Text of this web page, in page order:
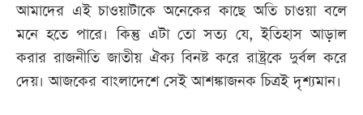
আমাদের এই চাওয়াটাকে অনেকের কাছে অতি চাওয়া বলে
মনে হতে পারে। কিন্তু এটা তো সত্য যে, ইতিহাস আড়াল
করার রাজনীতি জাতীয় ঐক্য বিনষ্ট করে রাষ্ট্রকে দুর্বল করে
দেয়। আজকের বাংলাদেশে সেই আশঙ্কাজনক চিত্রই দৃশ্যমান।